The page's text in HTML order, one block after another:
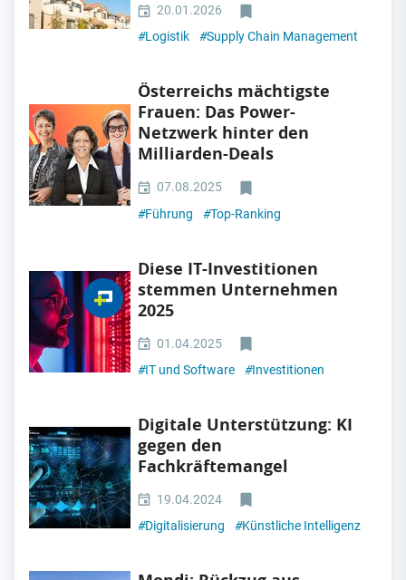
20.01.2026
#Logistik #Supply Chain Management
Österreichs mächtigste
Frauen: Das Power-
Netzwerk hinter den
Milliarden-Deals
07.08.2025
#Führung #Top-Ranking
Diese IT-Investitionen
stemmen Unternehmen
2025
01.04.2025
#IT und Software #Investitionen
Digitale Unterstützung: KI
gegen den
Fachkräftemangel
19.04.2024
#Digitalisierung #Künstliche Intelligenz